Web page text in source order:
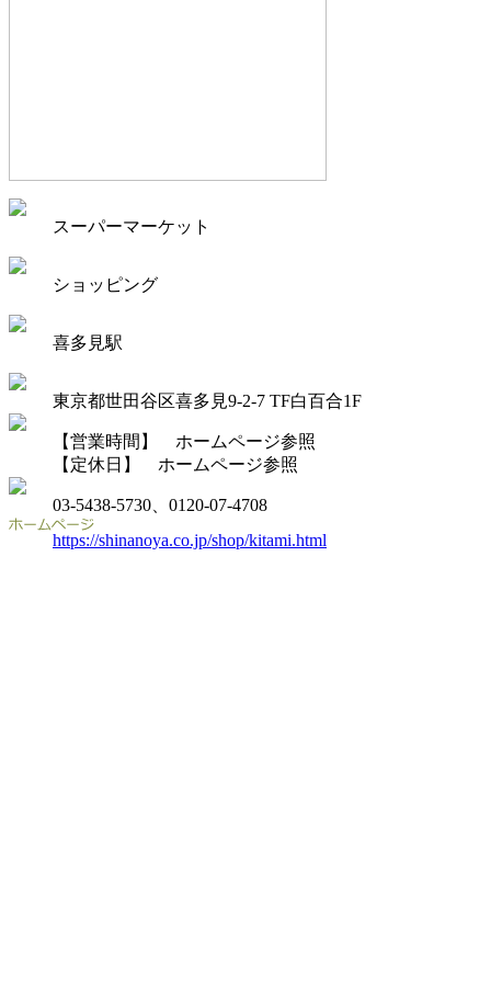
スーパーマーケット
ショッピング
喜多見駅
東京都世田谷区喜多見9-2-7 TF白百合1F
【営業時間】 ホームページ参照
【定休日】 ホームページ参照
03-5438-5730、0120-07-4708
https://shinanoya.co.jp/shop/kitami.html